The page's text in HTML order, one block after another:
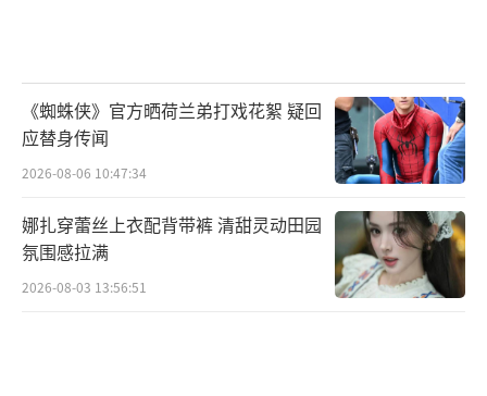
《蜘蛛侠》官方晒荷兰弟打戏花絮 疑回
应替身传闻
2026-08-06 10:47:34
娜扎穿蕾丝上衣配背带裤 清甜灵动田园
氛围感拉满
2026-08-03 13:56:51